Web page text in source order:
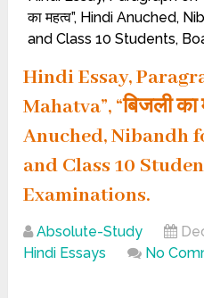
का महत्व”, Hindi Anuched,
and Class 10 Students,
Hindi Essay,
Mahatva”, “बिजली
Anuched, Nibandh
and Class 10
Examinations.
Absolute-Study
Hindi Essays
No